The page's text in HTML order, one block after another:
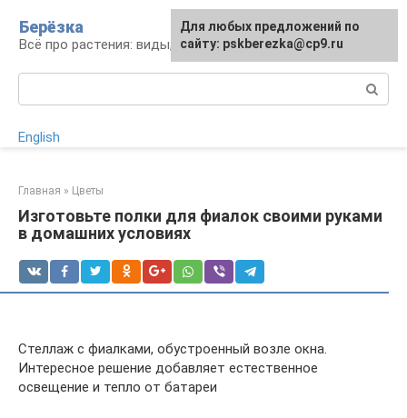
контенту
Берёзка
Всё про растения: виды, выращивание, уход
English
Главная » Цветы
Изготовьте полки для фиалок своими руками
в домашних условиях
Стеллаж с фиалками, обустроенный возле окна.
Интересное решение добавляет естественное
освещение и тепло от батареи
Для любых предложений по
сайту: pskberezka@cp9.ru